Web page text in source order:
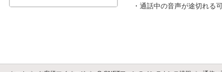
・通話中の音声が途切れる